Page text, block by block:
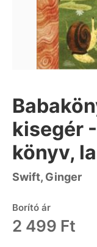
kisegér
könyv,
Swift, Ginger
Borító ár
2 499 Ft